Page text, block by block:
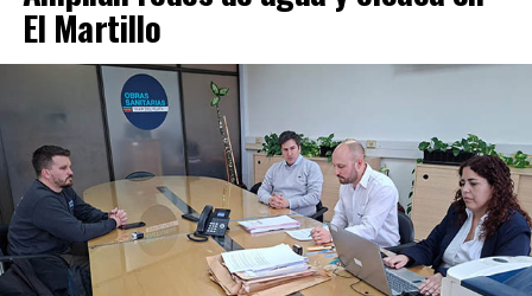
El Martillo